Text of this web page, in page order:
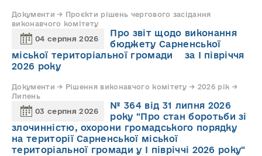
Документи → Проєкти рішень чергового засідання
виконавчого комітету
04 серпня 2026
Про звіт щодо виконання
бюджету Сарненської
міської територіальної громади за І півріччя
2026 року
Документи → Рішення виконавчого комітету → 2026 рік →
Липень
03 серпня 2026
№ 364 від 31 липня 2026
року "Про стан боротьби зі
злочинністю, охорони громадського порядку
на території Сарненської міської
територіальної громади у І півріччі 2026 року"